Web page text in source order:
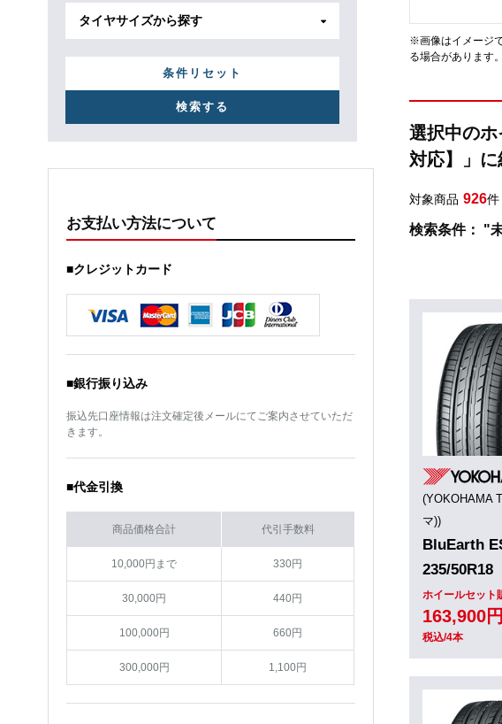
タイヤサイズから探す
条件リセット
お支払い方法について
■クレジットカード
■銀行振り込み
振込先口座情報は注文確定後メールにてご案内させていただ
きます。
■代金引換
商品価格合計 代引手数料
10,000円まで 330円
30,000円 440円
100,000円 660円
300,000円 1,100円
※画像はイメージ
る場合があります。
選択中の
対応】」
対象商品 926件
検索条件： "
(YOKOHAMA
マ))
BluEarth
235/50R18
ホイールセット
163,900円
税込/4本